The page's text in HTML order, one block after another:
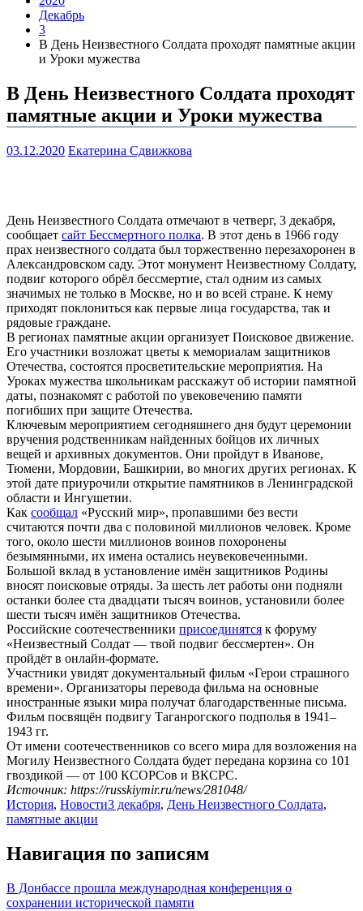
Декабрь
3
В День Неизвестного Солдата проходят памятные акции
и Уроки мужества
В День Неизвестного Солдата проходят
памятные акции и Уроки мужества
03.12.2020 Екатерина Сдвижкова
День Неизвестного Солдата отмечают в четверг, 3 декабря,
сообщает сайт Бессмертного полка. В этот день в 1966 году
прах неизвестного солдата был торжественно перезахоронен в
Александровском саду. Этот монумент Неизвестному Солдату,
подвиг которого обрёл бессмертие, стал одним из самых
значимых не только в Москве, но и во всей стране. К нему
приходят поклониться как первые лица государства, так и
рядовые граждане.
В регионах памятные акции организует Поисковое движение.
Его участники возложат цветы к мемориалам защитников
Отечества, состоятся просветительские мероприятия. На
Уроках мужества школьникам расскажут об истории памятной
даты, познакомят с работой по увековечению памяти
погибших при защите Отечества.
Ключевым мероприятием сегодняшнего дня будут церемонии
вручения родственникам найденных бойцов их личных
вещей и архивных документов. Они пройдут в Иванове,
Тюмени, Мордовии, Башкирии, во многих других регионах. К
этой дате приурочили открытие памятников в Ленинградской
области и Ингушетии.
Как сообщал «Русский мир», пропавшими без вести
считаются почти два с половиной миллионов человек. Кроме
того, около шести миллионов воинов похоронены
безымянными, их имена остались неувековеченными.
Большой вклад в установление имён защитников Родины
вносят поисковые отряды. За шесть лет работы они подняли
останки более ста двадцати тысяч воинов, установили более
шести тысяч имён защитников Отечества.
Российские соотечественники присоединятся к форуму
«Неизвестный Солдат — твой подвиг бессмертен». Он
пройдёт в онлайн-формате.
Участники увидят документальный фильм «Герои страшного
времени». Организаторы перевода фильма на основные
иностранные языки мира получат благодарственные письма.
Фильм посвящён подвигу Таганрогского подполья в 1941–
1943 гг.
От имени соотечественников со всего мира для возложения на
Могилу Неизвестного Солдата будет передана корзина со 101
гвоздикой — от 100 КСОРСов и ВКСРС.
Источник: https://russkiymir.ru/news/281048/
История, Новости3 декабря, День Неизвестного Солдата,
памятные акции
Навигация по записям
В Донбассе прошла международная конференция о
сохранении исторической памяти